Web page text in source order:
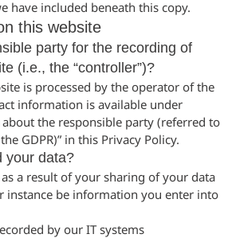
have included beneath this copy.
this website
party for the recording of
(i.e., the “controller”)?
is processed by the operator of the
information is available under
the responsible party (referred to
GDPR)” in this Privacy Policy.
your data?
a result of your sharing of your data
instance be information you enter into
by our IT systems